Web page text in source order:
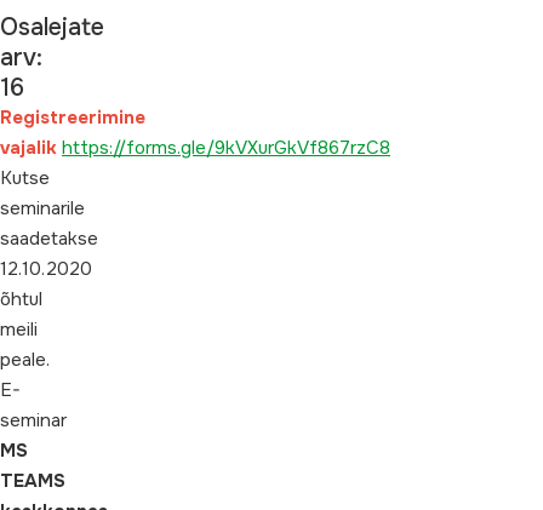
Osalejate
arv:
16
Registreerimine
vajalik https://forms.gle/9kVXurGkVf867rzC8
Kutse
seminarile
saadetakse
12.10.2020
õhtul
meili
peale.
E-
seminar
MS
TEAMS